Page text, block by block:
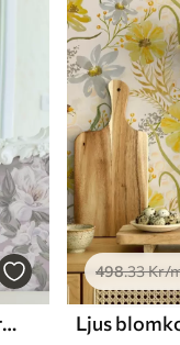
Fina blommor och blad i pastellfärger
498.33Kr/
Ljus